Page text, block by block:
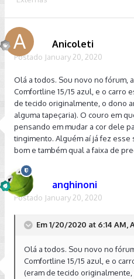
Anicoleti
Postado January 20, 2020
Olá a todos. Sou novo no fórum,
Comfortline 15/15 azul, e o carro
de tecido originalmente, o dono
alguma tapeçaria). O couro em
pensando em mudar a cor dele
tingimento. Alguém aí já fez esse
bom e também qual a faixa de
anghinoni
Postado January 20, 2020
Em 1/20/2020 at 6:14 AM,
Olá a todos. Sou novo no
Comfortline 15/15 azul, e o
(eram de tecido